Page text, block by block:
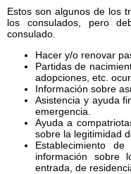
Estos son algunos de los
los consulados, pero
consulado.
Hacer y/o renovar
Partidas de
adopciones, etc.
Información sobre
Asistencia y ayuda
emergencia.
Ayuda a
sobre la legitimidad
Establecimiento
información sobre
entrada, de